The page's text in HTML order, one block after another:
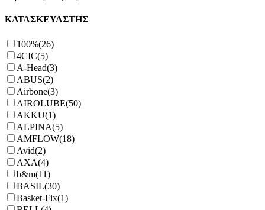
ΚΑΤΑΣΚΕΥΑΣΤΗΣ
100%(26)
4CIC(5)
A-Head(3)
ABUS(2)
Airbone(3)
AIROLUBE(50)
AKKU(1)
ALPINA(5)
AMFLOW(18)
Avid(2)
AXA(4)
b&m(11)
BASIL(30)
Basket-Fix(1)